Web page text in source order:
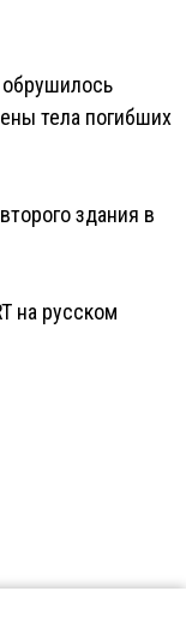
тела погибших
здания в
на русском